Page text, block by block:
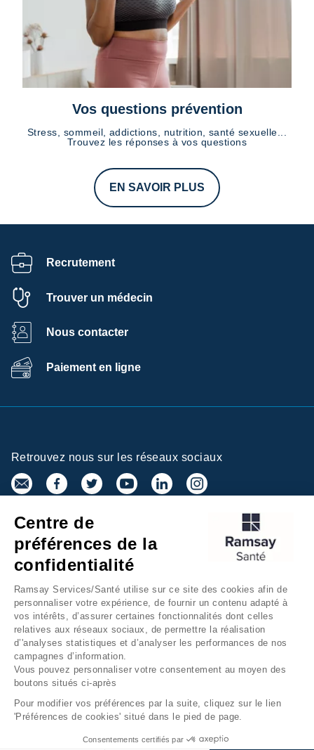
Vos questions prévention
Stress, sommeil, addictions, nutrition, santé sexuelle...
Trouvez les réponses à vos questions
EN SAVOIR PLUS
Recrutement
Trouver un médecin
Nous contacter
Paiement en ligne
Retrouvez nous sur les réseaux sociaux
Inscrivez-vous à la newsletter
Groupe Ramsay Santé
Gestion des cookies
Accessibilité Numérique
Presse
Centre de
préférences de la
confidentialité
Ramsay Services/Santé utilise sur ce site des cookies afin de
personnaliser votre expérience, de fournir un contenu adapté à
vos intérêts, d’assurer certaines fonctionnalités dont celles
relatives aux réseaux sociaux, de permettre la réalisation
d’'analyses statistiques et d’analyser les performances de nos
campagnes d’information.
Vous pouvez personnaliser votre consentement au moyen des
boutons situés ci-après
Pour modifier vos préférences par la suite, cliquez sur le lien
'Préférences de cookies' situé dans le pied de page.
Consentements certifiés par